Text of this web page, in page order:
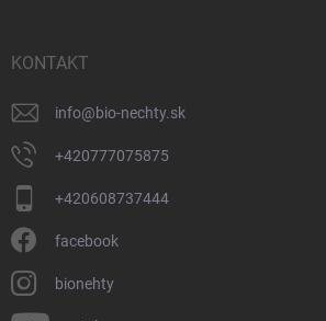
KONTAKT
info@bio-nechty.sk
+420777075875
+420608737444
facebook
bionehty